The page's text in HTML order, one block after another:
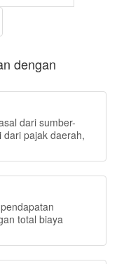
dengan
dari sumber-
pajak daerah,
total biaya